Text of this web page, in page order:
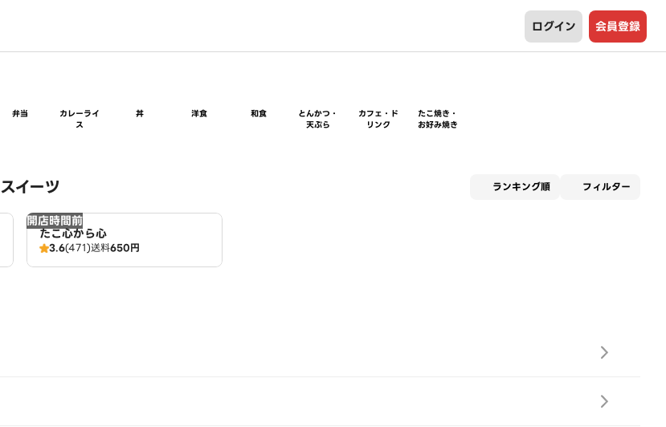
ログイン 会員登録
弁当
カレーライ
ス
丼 洋食 和食
とんかつ・
天ぷら
カフェ・ド
リンク
たこ焼き・
お好み焼き
イーツ ランキング順 フィルター
開店時間前
たこ心から心
3.6(471)送料650円